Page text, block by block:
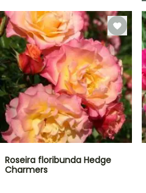
Roseira floribunda Hedge
Charmers